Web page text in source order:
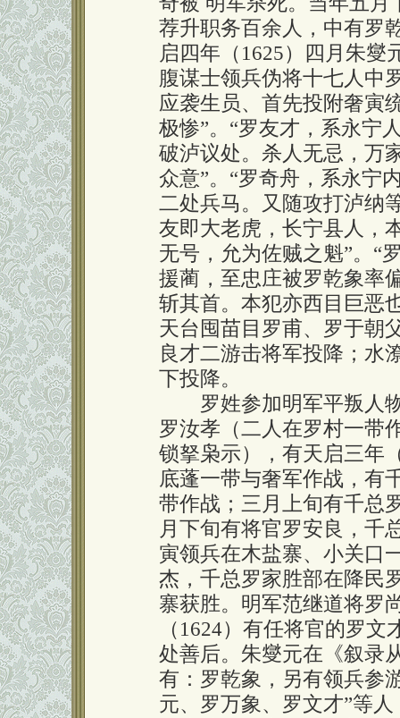
荐升职务百余人，中有罗
启四年（1625）四月朱燮
腹谋士领兵伪将十七人中
应袭生员、首先投附奢寅
极惨”。“罗友才，系永宁
破泸议处。杀人无忌，万
众意”。“罗奇舟，系永宁
二处兵马。又随攻打泸纳
友即大老虎，长宁县人，
无号，允为佐贼之魁”。“
援蔺，至忠庄被罗乾象率
斩其首。本犯亦西目巨恶
天台囤苗目罗甫、罗于朝
良才二游击将军投降；水
下投降。
罗姓参加明军平叛人物
罗汝孝（二人在罗村一带
锁拏枭示），有天启三年
底蓬一带与奢军作战，有
带作战；三月上旬有千总
月下旬有将官罗安良，千
寅领兵在木盐寨、小关口
杰，千总罗家胜部在降民
寨获胜。明军范继道将罗
（1624）有任将官的罗
处善后。朱燮元在《叙录
有：罗乾象，另有领兵参
元、罗万象、罗文才”等